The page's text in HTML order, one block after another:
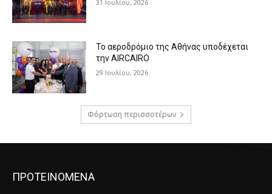
31 Ιουλίου, 2026
Το αεροδρόμιο της Αθήνας υποδέχεται
την AIRCAIRO
29 Ιουλίου, 2026
Φόρτωση περισσοτέρων
ΠΡΟΤΕΙΝΟΜΕΝΑ